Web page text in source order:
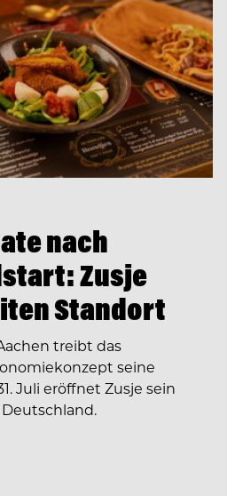
nach
Zusje
Standort
treibt das
seine
Juli eröffnet Zusje sein